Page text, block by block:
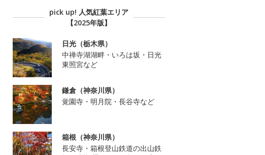
pick up! 人気紅葉エリア
【2025年版】
日光（栃木県）
中禅寺湖湖畔・いろは坂・日光
東照宮など
鎌倉（神奈川県）
覚園寺・明月院・長谷寺など
箱根（神奈川県）
長安寺・箱根登山鉄道の出山鉄